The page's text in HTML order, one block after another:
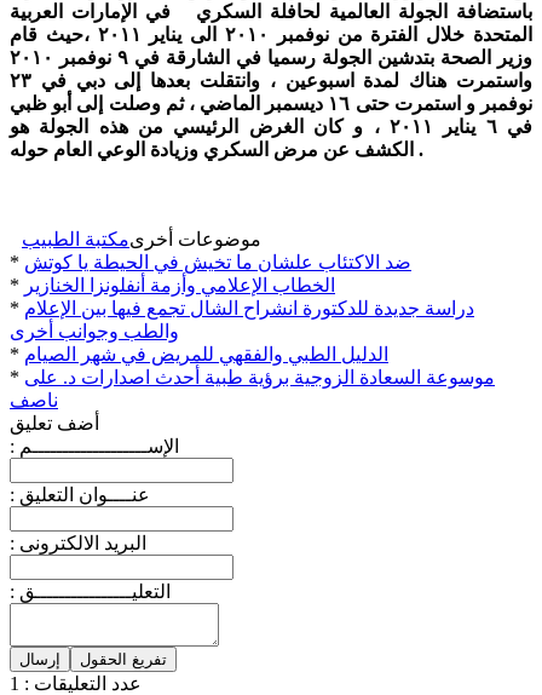
باستضافة الجولة العالمية لحافلة السكري في الإمارات العربية
المتحدة خلال الفترة من نوفمبر ٢٠١٠ الى يناير ٢٠١١ ،حيث قام
وزير الصحة بتدشين الجولة رسميا في الشارقة في ٩ نوفمبر ٢٠١٠
واستمرت هناك لمدة اسبوعين ، وانتقلت بعدها إلى دبي في ٢٣
نوفمبر و استمرت حتى ١٦ ديسمبر الماضي ، ثم وصلت إلى أبو ظبي
في ٦ يناير ٢٠١١ ، و كان الغرض الرئيسي من هذه الجولة هو
الكشف عن مرض السكري وزيادة الوعي العام حوله .
موضوعات أخرىمكتبة الطبيب
* ضد الاكتئاب علشان ما تخيش في الحيطة يا كوتش
* الخطاب الإعلامي وأزمة أنفلونزا الخنازير
* دراسة جديدة للدكتورة انشراح الشال تجمع فيها بين الإعلام
والطب وجوانب أخرى
* الدليل الطبي والفقهي للمريض في شهر الصيام
* موسوعة السعادة الزوجية برؤية طبية أحدث اصدارات د. على
ناصف
أضف تعليق
: الإســـــــــــــــــــم
: عنــــوان التعليق
: البريد الالكترونى
: التعليــــــــــــــــق
عدد التعليقات : 1